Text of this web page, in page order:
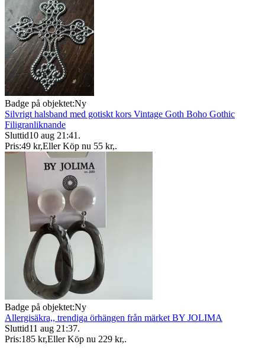
Badge på objektet:Ny
Silvrigt halsband med gotiskt kors Vintage Goth Boho Gothic
Filigranliknande
Sluttid10 aug 21:41 .
Pris:49 kr,Eller Köp nu 55 kr,.
Badge på objektet:Ny
Allergisäkra,, trendiga örhängen från märket BY JOLIMA
Sluttid11 aug 21:37.
Pris:185 kr,Eller Köp nu 229 kr,.